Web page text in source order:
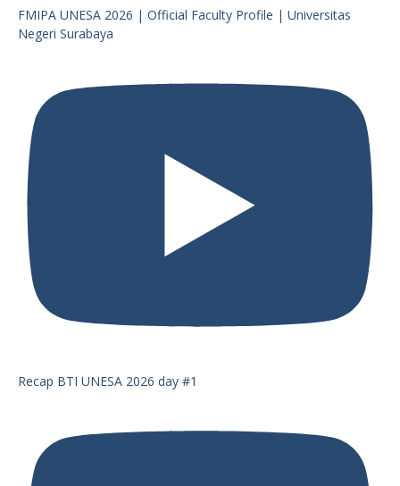
FMIPA UNESA 2026 | Official Faculty Profile | Universitas
Negeri Surabaya
Recap BTI UNESA 2026 day #1